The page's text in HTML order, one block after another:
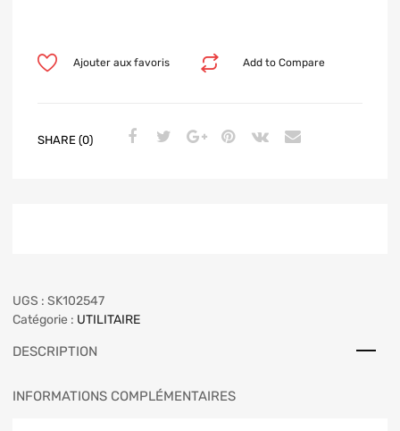
Add to Compare
Ajouter aux favoris
SHARE (0)
UGS : SK102547
Catégorie : UTILITAIRE
DESCRIPTION
INFORMATIONS COMPLÉMENTAIRES